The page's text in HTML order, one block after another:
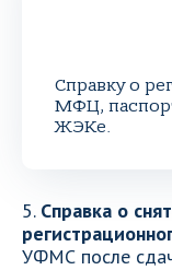
Справку о
МФЦ,
ЖЭКе.
5. Справка о
УФМС после